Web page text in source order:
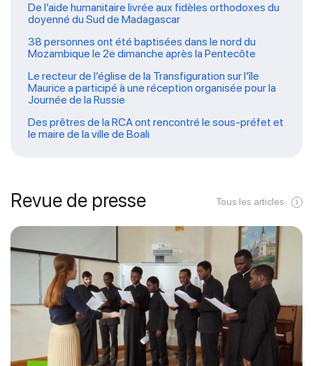
De l’aide humanitaire livrée aux fidèles orthodoxes du
doyenné du Sud de Madagascar
38 personnes ont été baptisées dans le nord du
Mozambique le 2e dimanche après la Pentecôte
Le recteur de l’église de la Transfiguration sur l’île
Maurice a participé à une réception organisée pour la
Journée de la Russie
Des prêtres de la RCA ont rencontré le sous-préfet et
le maire de la ville de Boali
Revue de presse Tous les articles